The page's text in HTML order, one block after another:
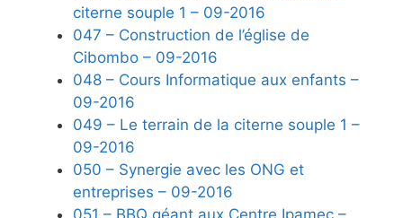
citerne souple 1 – 09-2016
047 – Construction de l’église de
Cibombo – 09-2016
048 – Cours Informatique aux enfants –
09-2016
049 – Le terrain de la citerne souple 1 –
09-2016
050 – Synergie avec les ONG et
entreprises – 09-2016
051 – BBQ géant aux Centre Ipamec –